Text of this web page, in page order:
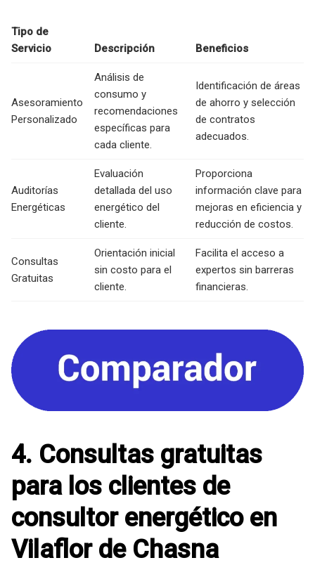
Tipo de
Servicio
Descripción Beneficios
Asesoramiento
Personalizado
Análisis de
consumo y
recomendaciones
específicas para
cada cliente.
Identificación de áreas
de ahorro y selección
de contratos
adecuados.
Auditorías
Energéticas
Evaluación
detallada del uso
energético del
cliente.
Proporciona
información clave para
mejoras en eficiencia y
reducción de costos.
Consultas
Gratuitas
Orientación inicial
sin costo para el
cliente.
Facilita el acceso a
expertos sin barreras
financieras.
4. Consultas gratuitas
para los clientes de
consultor energético en
Vilaflor de Chasna